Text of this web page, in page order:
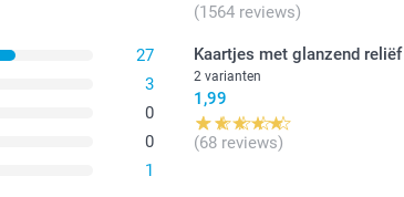
27
3
0
0
1
(1564 reviews)
Kaartjes met glanzend reliëf
2 varianten
1,99
(68 reviews)